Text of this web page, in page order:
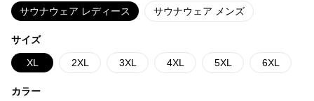
サウナウェア レディース サウナウェア メンズ
サイズ
XL 2XL 3XL 4XL 5XL 6XL
カラー